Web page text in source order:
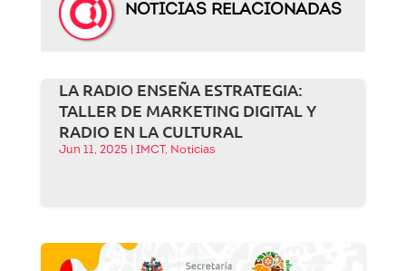
NOTICIAS RELACIONADAS
LA RADIO ENSEÑA ESTRATEGIA:
TALLER DE MARKETING DIGITAL Y
RADIO EN LA CULTURAL
Jun 11, 2025 IMCT , Noticias